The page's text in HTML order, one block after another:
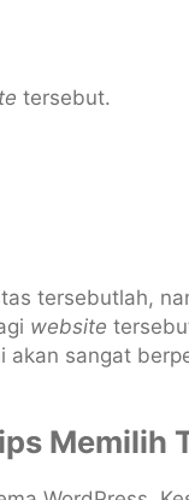
tersebut.
tersebutlah,
website
sangat
Memilih